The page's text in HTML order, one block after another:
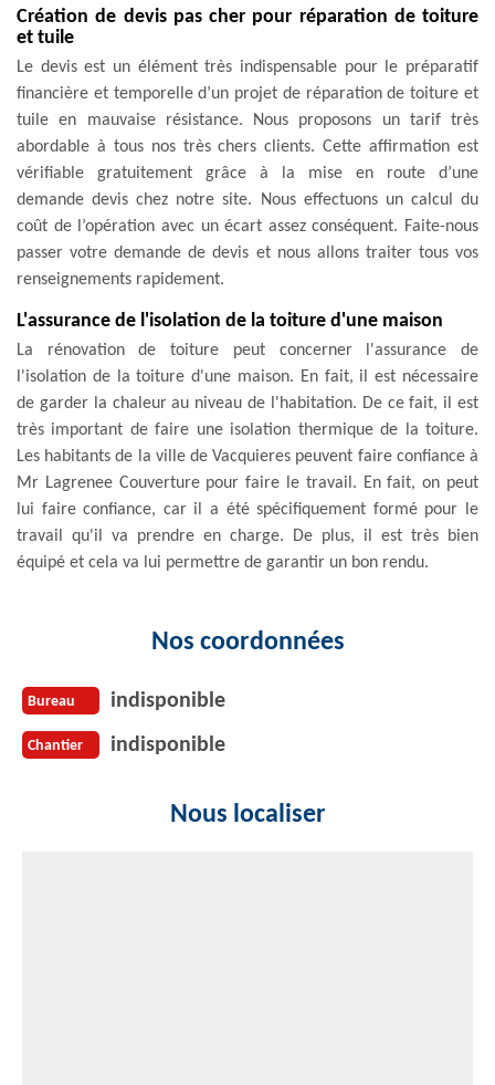
Création de devis pas cher pour réparation de toiture
et tuile
Le devis est un élément très indispensable pour le préparatif
financière et temporelle d’un projet de réparation de toiture et
tuile en mauvaise résistance. Nous proposons un tarif très
abordable à tous nos très chers clients. Cette affirmation est
vérifiable gratuitement grâce à la mise en route d’une
demande devis chez notre site. Nous effectuons un calcul du
coût de l’opération avec un écart assez conséquent. Faite-nous
passer votre demande de devis et nous allons traiter tous vos
renseignements rapidement.
L'assurance de l'isolation de la toiture d'une maison
La rénovation de toiture peut concerner l'assurance de
l'isolation de la toiture d'une maison. En fait, il est nécessaire
de garder la chaleur au niveau de l'habitation. De ce fait, il est
très important de faire une isolation thermique de la toiture.
Les habitants de la ville de Vacquieres peuvent faire confiance à
Mr Lagrenee Couverture pour faire le travail. En fait, on peut
lui faire confiance, car il a été spécifiquement formé pour le
travail qu'il va prendre en charge. De plus, il est très bien
équipé et cela va lui permettre de garantir un bon rendu.
Nos coordonnées
Bureau indisponible
Chantier indisponible
Nous localiser